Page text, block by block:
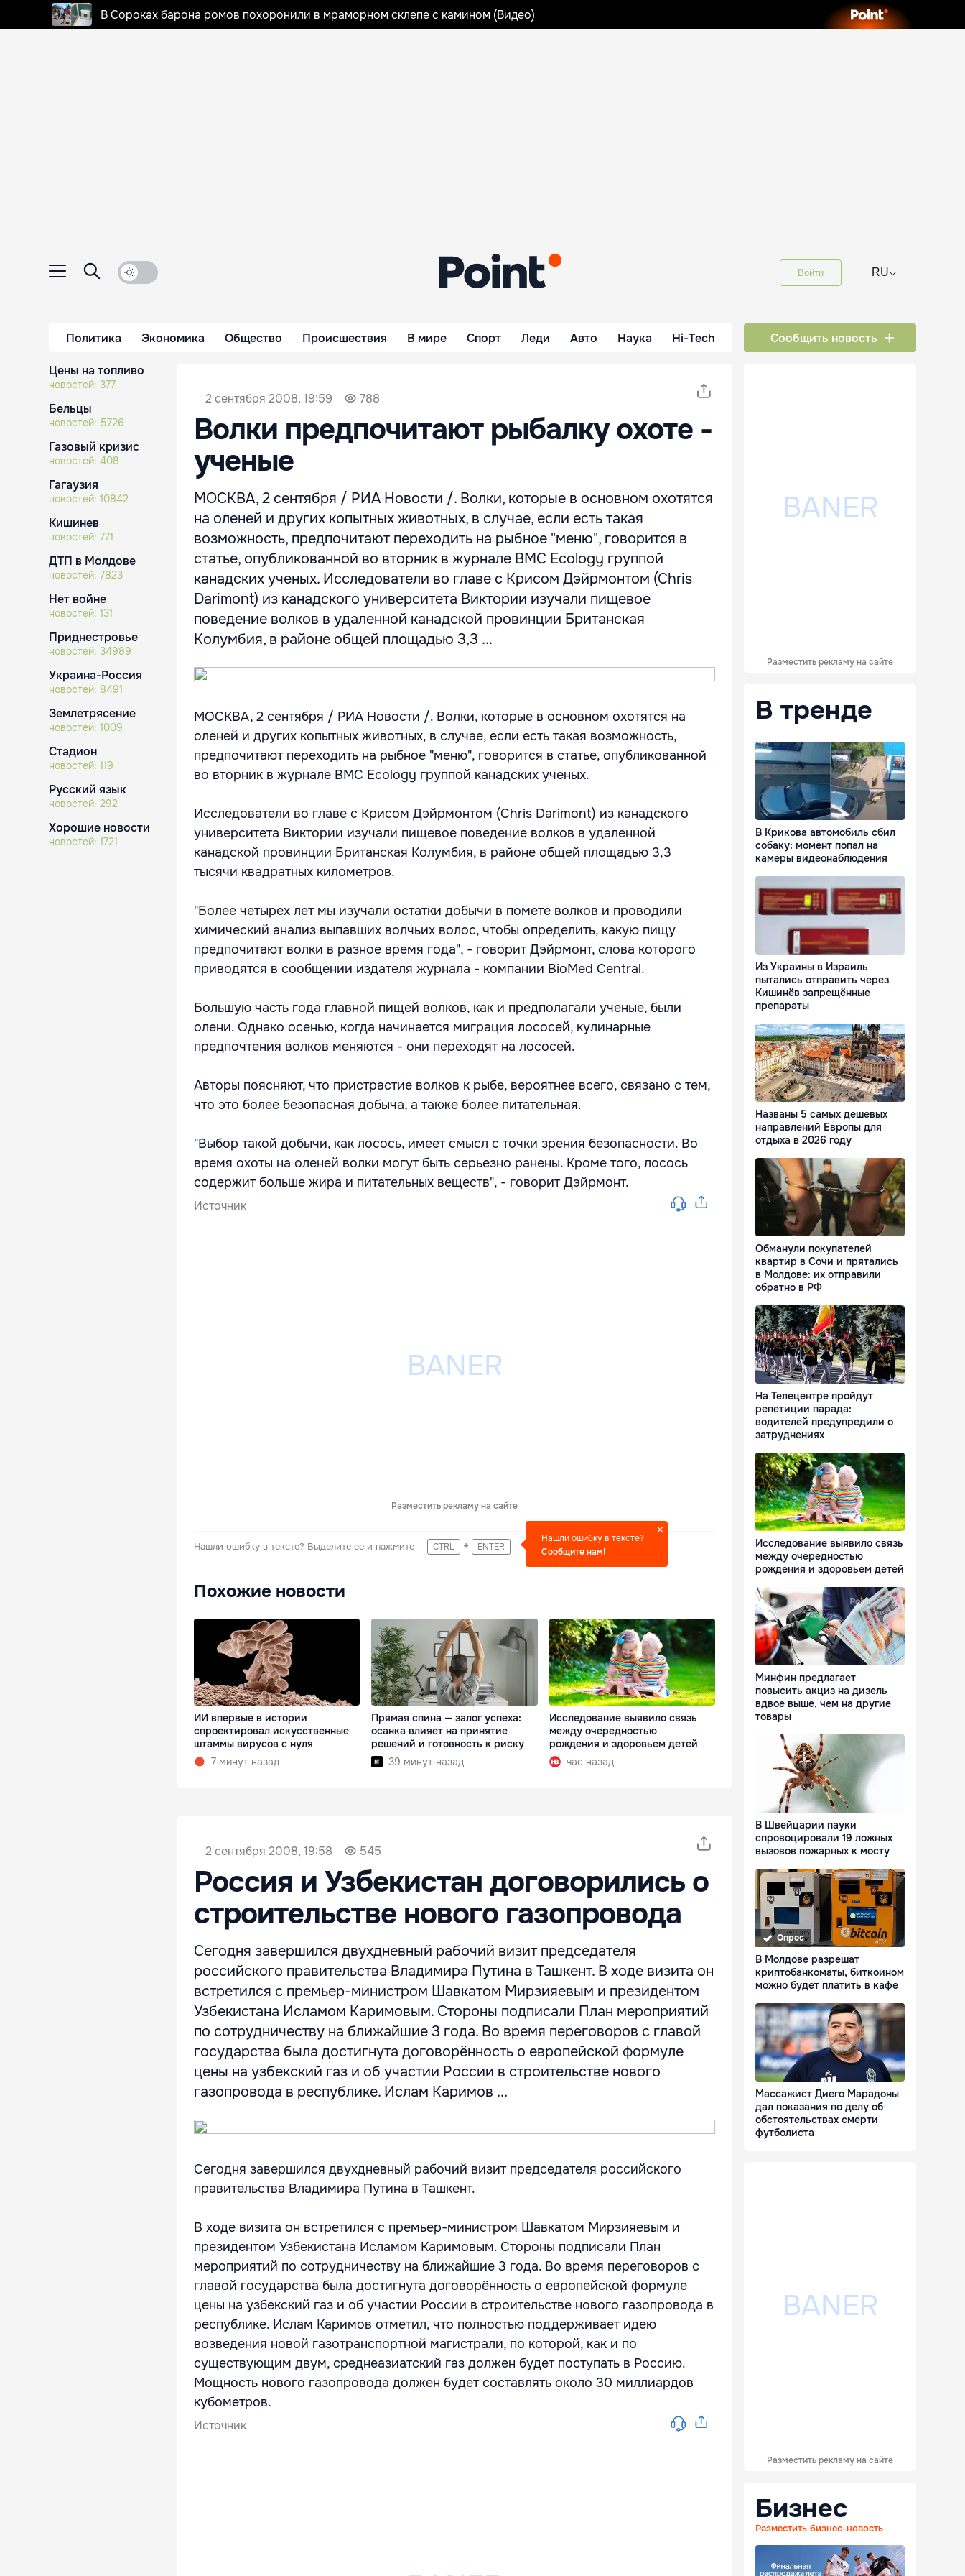
В Сороках барона ромов похоронили в мраморном склепе с камином (Видео)
Войти RU⌵
Политика Экономика Общество Происшествия В мире Спорт Леди Авто Наука Hi-Tech Сообщить новость
Цены на топливо
новостей: 377
Бельцы
новостей: 5726
Газовый кризис
новостей: 408
Гагаузия
новостей: 10842
Кишинев
новостей: 771
ДТП в Молдове
новостей: 7823
Нет войне
новостей: 131
Приднестровье
новостей: 34989
Украина-Россия
новостей: 8491
Землетрясение
новостей: 1009
Стадион
новостей: 119
Русский язык
новостей: 292
Хорошие новости
новостей: 1721
2 сентября 2008, 19:59 788
Волки предпочитают рыбалку охоте -
ученые
МОСКВА, 2 сентября / РИА Новости /. Волки, которые в основном охотятся
на оленей и других копытных животных, в случае, если есть такая
возможность, предпочитают переходить на рыбное "меню", говорится в
статье, опубликованной во вторник в журнале BMC Ecology группой
канадских ученых. Исследователи во главе с Крисом Дэйрмонтом (Chris
Darimont) из канадского университета Виктории изучали пищевое
поведение волков в удаленной канадской провинции Британская
Колумбия, в районе общей площадью 3,3 ...
МОСКВА, 2 сентября / РИА Новости /. Волки, которые в основном охотятся на
оленей и других копытных животных, в случае, если есть такая возможность,
предпочитают переходить на рыбное "меню", говорится в статье, опубликованной
во вторник в журнале BMC Ecology группой канадских ученых.
Исследователи во главе с Крисом Дэйрмонтом (Chris Darimont) из канадского
университета Виктории изучали пищевое поведение волков в удаленной
канадской провинции Британская Колумбия, в районе общей площадью 3,3
тысячи квадратных километров.
"Более четырех лет мы изучали остатки добычи в помете волков и проводили
химический анализ выпавших волчьих волос, чтобы определить, какую пищу
предпочитают волки в разное время года", - говорит Дэйрмонт, слова которого
приводятся в сообщении издателя журнала - компании BioMed Central.
Большую часть года главной пищей волков, как и предполагали ученые, были
олени. Однако осенью, когда начинается миграция лососей, кулинарные
предпочтения волков меняются - они переходят на лососей.
Авторы поясняют, что пристрастие волков к рыбе, вероятнее всего, связано с тем,
что это более безопасная добыча, а также более питательная.
"Выбор такой добычи, как лосось, имеет смысл с точки зрения безопасности. Во
время охоты на оленей волки могут быть серьезно ранены. Кроме того, лосось
содержит больше жира и питательных веществ", - говорит Дэйрмонт.
Источник
Разместить рекламу на сайте
Нашли ошибку в тексте? Выделите ее и нажмите CTRL + ENTER
Нашли ошибку в тексте?
Сообщите нам!
Похожие новости
ИИ впервые в истории
спроектировал искусственные
штаммы вирусов с нуля
7 минут назад
Прямая спина — залог успеха:
осанка влияет на принятие
решений и готовность к риску
39 минут назад
Исследование выявило связь
между очередностью
рождения и здоровьем детей
час назад
2 сентября 2008, 19:58 545
Россия и Узбекистан договорились о
строительстве нового газопровода
Сегодня завершился двухдневный рабочий визит председателя
российского правительства Владимира Путина в Ташкент. В ходе визита он
встретился с премьер-министром Шавкатом Мирзияевым и президентом
Узбекистана Исламом Каримовым. Стороны подписали План мероприятий
по сотрудничеству на ближайшие 3 года. Во время переговоров с главой
государства была достигнута договорённость о европейской формуле
цены на узбекский газ и об участии России в строительстве нового
газопровода в республике. Ислам Каримов ...
Сегодня завершился двухдневный рабочий визит председателя российского
правительства Владимира Путина в Ташкент.
В ходе визита он встретился с премьер-министром Шавкатом Мирзияевым и
президентом Узбекистана Исламом Каримовым. Стороны подписали План
мероприятий по сотрудничеству на ближайшие 3 года. Во время переговоров с
главой государства была достигнута договорённость о европейской формуле
цены на узбекский газ и об участии России в строительстве нового газопровода в
республике. Ислам Каримов отметил, что полностью поддерживает идею
возведения новой газотранспортной магистрали, по которой, как и по
существующим двум, среднеазиатский газ должен будет поступать в Россию.
Мощность нового газопровода должен будет составлять около 30 миллиардов
кубометров.
Источник
Разместить рекламу на сайте
В тренде
В Крикова автомобиль сбил
собаку: момент попал на
камеры видеонаблюдения
Из Украины в Израиль
пытались отправить через
Кишинёв запрещённые
препараты
Названы 5 самых дешевых
направлений Европы для
отдыха в 2026 году
Обманули покупателей
квартир в Сочи и прятались
в Молдове: их отправили
обратно в РФ
На Телецентре пройдут
репетиции парада:
водителей предупредили о
затруднениях
Исследование выявило связь
между очередностью
рождения и здоровьем детей
Минфин предлагает
повысить акциз на дизель
вдвое выше, чем на другие
товары
В Швейцарии пауки
спровоцировали 19 ложных
вызовов пожарных к мосту
Опрос
В Молдове разрешат
криптобанкоматы, биткоином
можно будет платить в кафе
Массажист Диего Марадоны
дал показания по делу об
обстоятельствах смерти
футболиста
Разместить рекламу на сайте
Бизнес
Разместить бизнес-новость